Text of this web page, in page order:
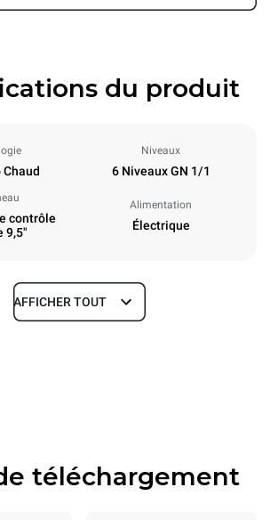
du produit
Chaud
Niveaux
6 Niveaux GN 1/1
contrôle
9,5"
Alimentation
Électrique
Dimensions
de la plaque
AFFICHER TOUT
téléchargement